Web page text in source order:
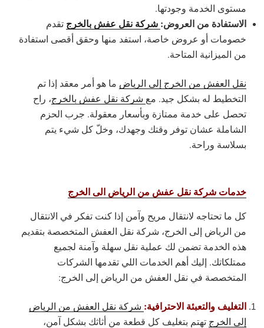
مستوى الخدمة وجودتها.
الاستفادة من العروض: شركة نقل عفش بالخرج تقدم
خصومات أو عروض خاصة، استفد منها وحقق أقصى استفادة
من الميزانية المتاحة.
نقل العفش من الخرج إلى الرياض ما هو أمر معقد إذا تم
التخطيط له بشكل جيد. مع شركة نقل عفش بالخرج، راح
تحصل على خدمة ممتازة وبأسعار معقولة. جرب الحزم
الشاملة عشان توفر وقتك وجهدك، وخلّ كل شيء يتم
بسلاسة وراحة.
خدمات شركة نقل عفش من الرياض الى الخرج
كل ما تحتاجه لانتقال مريح وآمن إذا كنت تفكر في الانتقال
من الرياض إلى الخرج، شركة نقل العفش المتخصصة بتقديم
هذه الخدمة تضمن لك عملية نقل سهلة وآمنة لجميع
ممتلكاتك. إليك أهم الخدمات اللي تقدمها الشركات
المتخصصة في نقل العفش من الرياض إلى الخرج:
التغليف والتعبئة الاحترافية: شركة نقل العفش من الرياض
إلى الخرج تهتم بتغليف كل قطعة من أثاثك بشكل آمن،